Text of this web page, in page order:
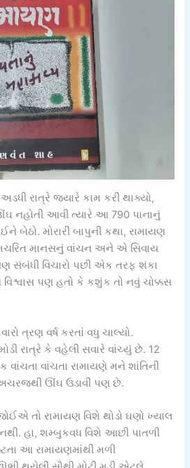
રાત્રે જયારે કામ કરી થાક્યો,
નહોતી આવી ત્યારે આ 790 પાનાનું
બેઠો. મોરારી બાપુની કથા, રામાયણ
માનસનું વાંચન અને એ સિવાય
સંબંધી વિચારો પછી એક તરફ શંકા
પણ હતો કે કશુંક તો નવું ચોક્કસ
ત્રણ વર્ષ કરતાં વધુ ચાલ્યો.
રાત્રે કે વહેલી સવારે વાંચ્યું છે. 12
વાંચતા વાંચતા રામાયણે મને શાંતિની
ઊંઘ ઉડાવી પણ છે.
તો રામાયણ વિશે થોડો ઘણો ખ્યાલ
હા, શમ્બુકવધ વિશે આછી પાતળી
આ રામાયણમાંથી મળી